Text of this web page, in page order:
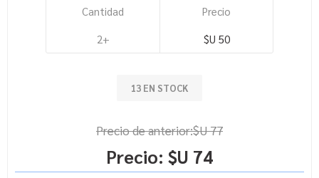
Cantidad
2+
Precio
$U 50
13 EN STOCK
Precio de anterior:$U 77
Precio: $U 74